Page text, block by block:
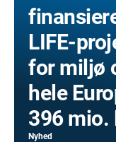
LIFE-
for miljø
hele
396 mio.
Nyhed